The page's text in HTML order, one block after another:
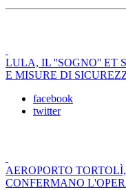
LULA, IL ''SOGNO'' ET
E MISURE DI
facebook
twitter
AEROPORTO
CONFERMANO